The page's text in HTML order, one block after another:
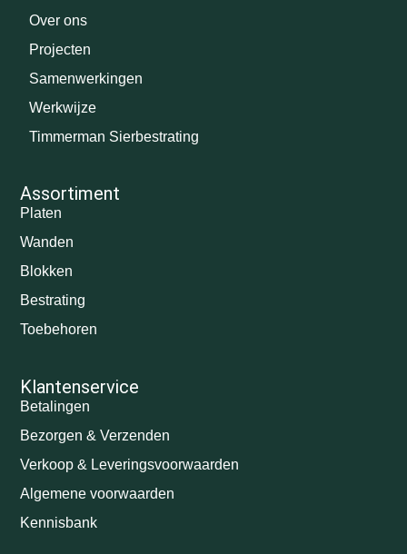
Over ons
Projecten
Samenwerkingen
Werkwijze
Timmerman Sierbestrating
Assortiment
Platen
Wanden
Blokken
Bestrating
Toebehoren
Klantenservice
Betalingen
Bezorgen & Verzenden
Verkoop & Leveringsvoorwaarden
Algemene voorwaarden
Kennisbank